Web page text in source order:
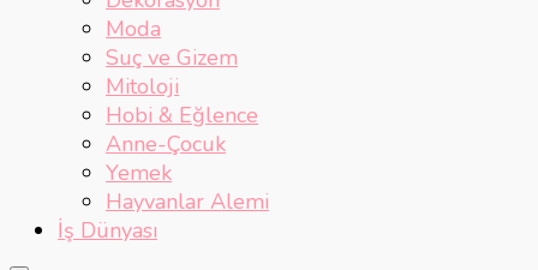
Moda
Suç ve Gizem
Mitoloji
Hobi & Eğlence
Anne-Çocuk
Yemek
Hayvanlar Alemi
İş Dünyası